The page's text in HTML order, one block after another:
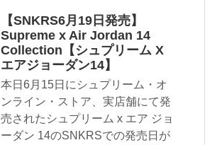
【SNKRS6月19日発売】
Supreme x Air Jordan 14
Collection【シュプリーム X
エアジョーダン14】
本日6月15日にシュプリーム・オ
ンライン・ストア、実店舗にて発
売されたシュプリーム x エア ジョ
ーダン 14のSNKRSでの発売日が